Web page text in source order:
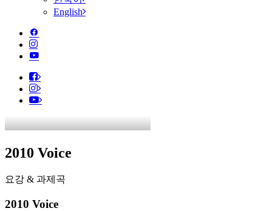
English
2010 Voice
요강 & 과제곡
2010 Voice